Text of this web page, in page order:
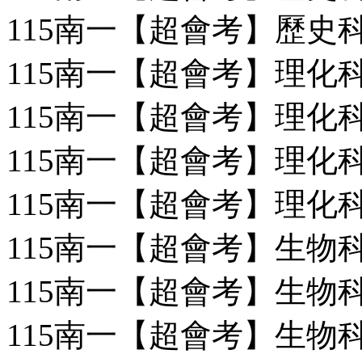
115南一【超會考】歷史
115南一【超會考】理化
115南一【超會考】理化
115南一【超會考】理化
115南一【超會考】理化
115南一【超會考】生物
115南一【超會考】生物
115南一【超會考】生物